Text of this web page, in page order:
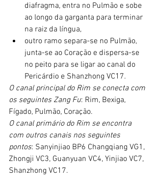
diafragma, entra no Pulmão e sobe
ao longo da garganta para terminar
na raiz da língua,
outro ramo separa-se no Pulmão,
junta-se ao Coração e dispersa-se
no peito para se ligar ao canal do
Pericárdio e Shanzhong VC17.
O canal principal do Rim se conecta com
os seguintes Zang Fu: Rim, Bexiga,
Fígado, Pulmão, Coração.
O canal primário do Rim se encontra
com outros canais nos seguintes
pontos: Sanyinjiao BP6 Changqiang VG1,
Zhongji VC3, Guanyuan VC4, Yinjiao VC7,
Shanzhong VC17.